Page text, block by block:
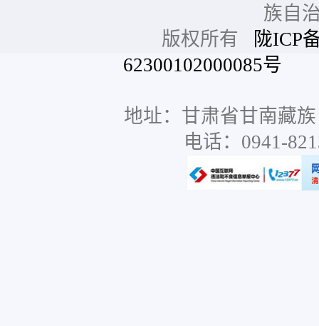
族自
版权所有
陇ICP
62300102000085号
地址：甘肃省甘南藏
电话：0941-